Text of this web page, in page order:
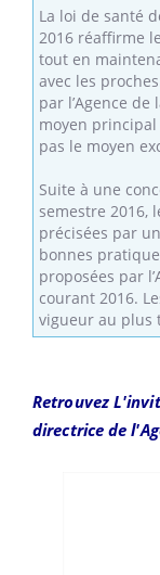
La loi de santé
2016 réaffirme
tout en
avec les
par l’Agence
moyen principal
pas le moyen
Suite à une
semestre 2016,
précisées par
bonnes
proposées par
courant 2016.
vigueur au plus
Retrouvez
directrice de